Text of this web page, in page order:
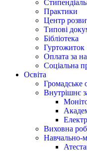
Практики
Центр
Типові
Бібліотека
Гуртожиток
Оплата за
Соціальна
Освіта
Громадське
Внутрішнє
Виховна
Навчально-